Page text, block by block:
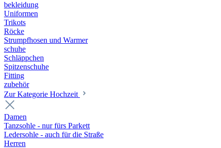
bekleidung
Uniformen
Trikots
Röcke
Strumpfhosen und Warmer
schuhe
Schläppchen
Spitzenschuhe
Fitting
zubehör
Zur Kategorie Hochzeit
Damen
Tanzsohle - nur fürs Parkett
Ledersohle - auch für die Straße
Herren